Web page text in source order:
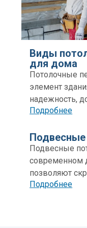
Виды
для дома
Потолочные
элемент
надежность,
выполняют
несущей до
Разнообразие
монтажа
тип
Подробнее
Подвесные
Подвесные
современном
позволяют
элементы
Подробнее